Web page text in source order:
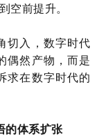
空前提升。
切入，数字时代
偶然产物，而是
求在数字时代的
的体系扩张